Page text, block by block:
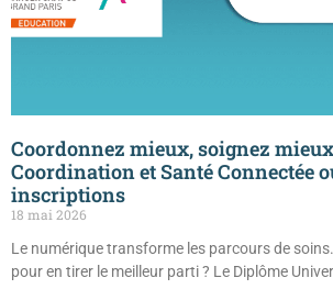
Coordonnez mieux, soignez
Coordination et Santé Connectée
inscriptions
18 mai 2026
Le numérique transforme les parcours de
pour en tirer le meilleur parti ? Le Diplôme